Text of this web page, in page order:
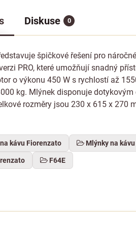
Diskuse 0
špičkové řešení pro
PRO, které umožňují snadný
o výkonu 450 W s rychlostí až
kg. Mlýnek disponuje
rozměry jsou 230 x 615 x 270
kávu Fiorenzato Mlýnky na kávu
F64E